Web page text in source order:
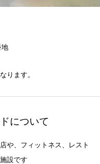
地
ります。
について
や、フィットネス、レスト
設です